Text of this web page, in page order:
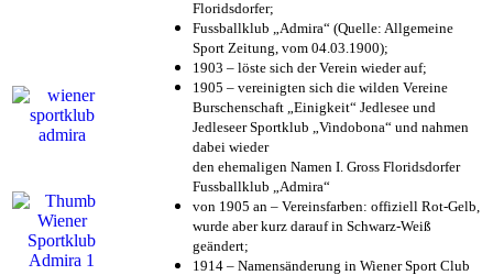
Floridsdorfer;
Fussballklub „Admira“ (Quelle: Allgemeine
Sport Zeitung, vom 04.03.1900);
1903 – löste sich der Verein wieder auf;
1905 – vereinigten sich die wilden Vereine
Burschenschaft „Einigkeit“ Jedlesee und
Jedleseer Sportklub „Vindobona“ und nahmen
dabei wieder
den ehemaligen Namen I. Gross Floridsdorfer
Fussballklub „Admira“
von 1905 an – Vereinsfarben: offiziell Rot-Gelb,
wurde aber kurz darauf in Schwarz-Weiß
geändert;
1914 – Namensänderung in Wiener Sport Club